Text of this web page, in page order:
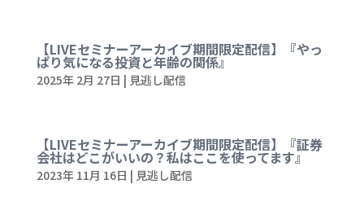
【LIVEセミナーアーカイブ期間限定配信】『やっ
ぱり気になる投資と年齢の関係』
2025年 2月 27日 | 見逃し配信
【LIVEセミナーアーカイブ期間限定配信】『証券
会社はどこがいいの？私はここを使ってます』
2023年 11月 16日 | 見逃し配信